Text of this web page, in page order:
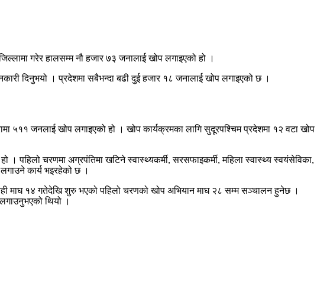
गरेर हालसम्म नौ हजार ७३ जनालाई खोप लगाइएको हो ।
दिनुभयो । प्रदेशमा सबैभन्दा बढी दुई हजार १८ जनालाई खोप लगाइएको छ ।
५११ जनलाई खोप लगाइएको हो । खोप कार्यक्रमका लागि सुदूरपश्चिम प्रदेशमा १२ वटा खोप
पहिलो चरणमा अग्रपंतिमा खटिने स्वास्थ्यकर्मी, सरसफाइकर्मी, महिला स्वास्थ्य स्वयंसेविका,
कार्य भइरहेको छ ।
माघ १४ गतेदेखि शुरु भएको पहिलो चरणको खोप अभियान माघ २८ सम्म सञ्चालन हुनेछ ।
थियो ।